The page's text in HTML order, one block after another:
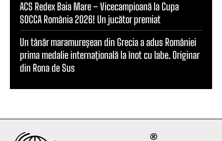
ACS Redex Baia Mare – Vicecampioană la Cupa
SOCCA România 2026! Un jucător premiat
Un tânăr maramureșean din Grecia a adus României
prima medalie internațională la înot cu labe. Originar
din Rona de Sus